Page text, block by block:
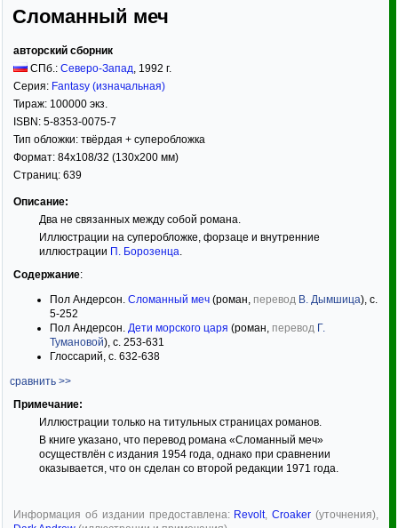
Сломанный меч
авторский сборник
СПб.: Северо-Запад, 1992 г.
Серия: Fantasy (изначальная)
Тираж: 100000 экз.
ISBN: 5-8353-0075-7
Тип обложки: твёрдая + суперобложка
Формат: 84x108/32 (130x200 мм)
Страниц: 639
Описание:
Два не связанных между собой романа.
Иллюстрации на суперобложке, форзаце и внутренние
иллюстрации П. Борозенца.
Содержание:
Пол Андерсон. Сломанный меч (роман, перевод В. Дымшица), с.
5-252
Пол Андерсон. Дети морского царя (роман, перевод Г.
Тумановой), с. 253-631
Глоссарий, с. 632-638
сравнить >>
Примечание:
Иллюстрации только на титульных страницах романов.
В книге указано, что перевод романа «Сломанный меч»
осуществлён с издания 1954 года, однако при сравнении
оказывается, что он сделан со второй редакции 1971 года.
Информация об издании предоставлена: Revolt,Croaker (уточнения),